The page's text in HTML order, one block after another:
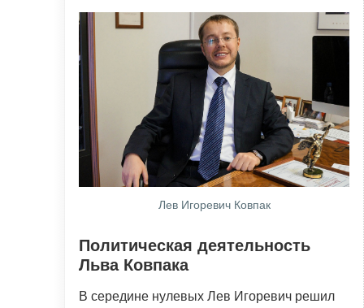
Лев Игоревич Ковпак
Политическая деятельность
Льва Ковпака
В середине нулевых Лев Игоревич решил